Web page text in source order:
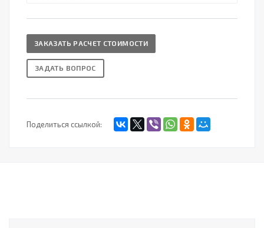
ЗАКАЗАТЬ РАСЧЕТ СТОИМОСТИ
ЗАДАТЬ ВОПРОС
Поделиться ссылкой: